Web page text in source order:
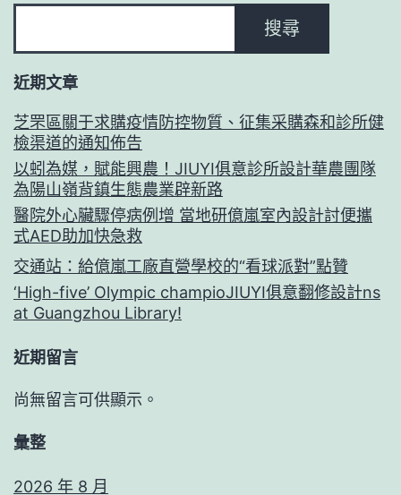
搜尋
近期文章
芝罘區關于求購疫情防控物質、征集采購森和診所健
檢渠道的通知佈告
以蚓為媒，賦能興農！JIUYI俱意診所設計華農團隊
為陽山嶺背鎮生態農業辟新路
醫院外心臟驟停病例增 當地研億嵐室內設計討便攜
式AED助加快急救
交通站：給億嵐工廠直營學校的“看球派對”點贊
‘High-five’ Olympic champioJIUYI俱意翻修設計ns
at Guangzhou Library!
近期留言
尚無留言可供顯示。
彙整
2026 年 8 月